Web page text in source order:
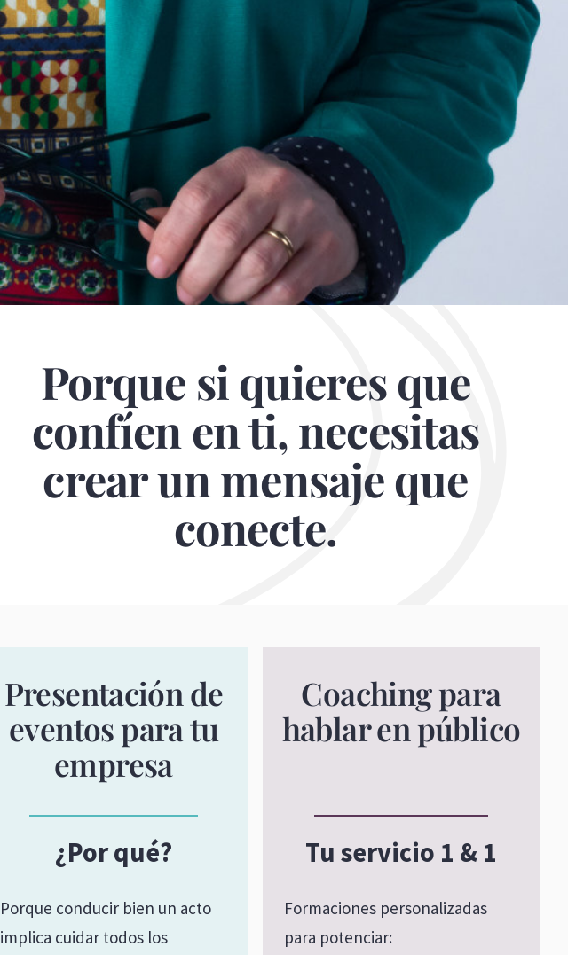
Porque si quieres que
confíen en ti, necesitas
crear un mensaje que
conecte.
Presentación de
eventos para tu
empresa
¿Por qué?
Porque conducir bien un acto
implica cuidar todos los
Coaching para
hablar en público
Tu servicio 1 & 1
Formaciones personalizadas
para potenciar: